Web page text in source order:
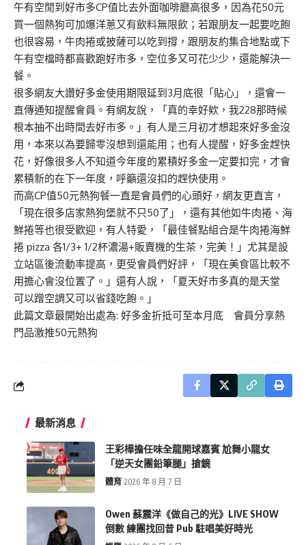
午有空閒到好市多CP值比去外面咖啡廳高很多，因為花50元
買一個熱狗可加爆洋蔥又有飲料無限飲；若跟朋友一起要吃飽
也很容易，牛肉捲或披薩可以吃到撐，跟朋友約集合地點或下
午有空檔時都喜歡跑好市多，空位多又可花少少，還能解決一
餐。
很多網友大讚好多金使用期限延到3月底很「貼心」，還會一
直傳通知提醒會員。有網友說，「真的幸好欸，我228那時候
根本抽不出時間去好市多。」有人是三月初才想起來好多金沒
用，本來以為要歸零沒想到還能用；也有人提醒，好多金趕快
花，好像很多人不知道今年度的累積好多金一定要扣完，才會
累積新的在下一年度，呼籲還沒扣的趕快使用。
而高CP值50元熱狗餐一直是會員們的心頭好，網友更直言，
「現在很多店家熱狗堡就不只50了」，還有其他如牛肉捲、海
鮮捲等也很受歡迎，有人特愛，「最佳餐點組合是牛肉捲海鮮
捲 pizza 各1/3+ 1/2杯濃湯+販賣機的生茶，完美！」尤其是設
立站區後流動率提高，更受會員們好評，「現在美食區比較不
用擔心會沒位置了。」還有人說，「夏天好市多真的是天堂
可以蹭空調又可以省錢吃飽。」
此篇文章最開始出處為: 好多金折抵可至本月底 會員分享熱
門品激推50元熱狗
最新消息
王彩樺擔任味全龍開球嘉賓 尬舞小龍女
「逆天女團鉛筆腿」搶鏡
體育 2026 年 8 月 7 日
Owen 蘇震洋《做自己的光》LIVE SHOW
倒數 練團找回昔 Pub 駐唱美好時光